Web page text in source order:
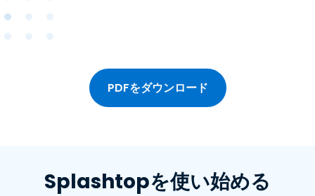
PDFをダウンロード
Splashtopを使い始める